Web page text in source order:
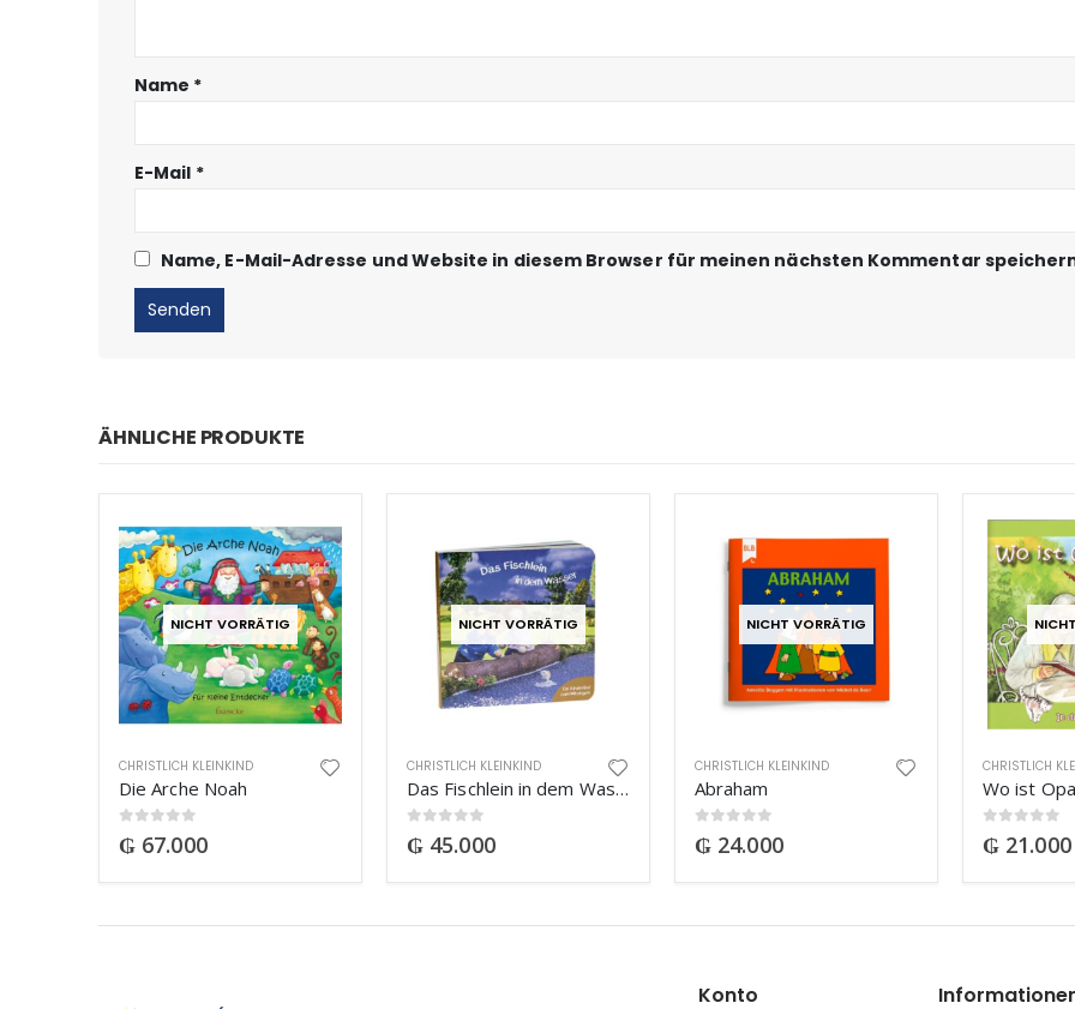
Name *
E-Mail *
Name, E-Mail-Adresse und Website in diesem Browser für meinen nächsten Kommentar
ÄHNLICHE PRODUKTE
NICHT VORRÄTIG
CHRISTLICH KLEINKIND
Die Arche Noah
0out of 5
₲ 67.000
NICHT VORRÄTIG
CHRISTLICH KLEINKIND
Das Fischlein in dem Wasser
0out of 5
₲ 45.000
NICHT VORRÄTIG
CHRISTLICH KLEINKIND
Abraham
0out of 5
₲ 24.000
CHRISTLICH
Wo ist
0out of 5
₲ 21.000
Konto